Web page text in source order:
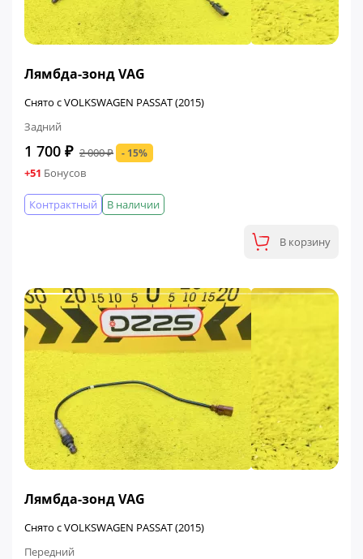
Лямбда-зонд VAG
Снято с VOLKSWAGEN PASSAT (2015)
Задний
1 700 ₽ 2 000 ₽ - 15%
+51 Бонусов
В наличии
Контрактный
В корзину
Лямбда-зонд VAG
Снято с VOLKSWAGEN PASSAT (2015)
Передний